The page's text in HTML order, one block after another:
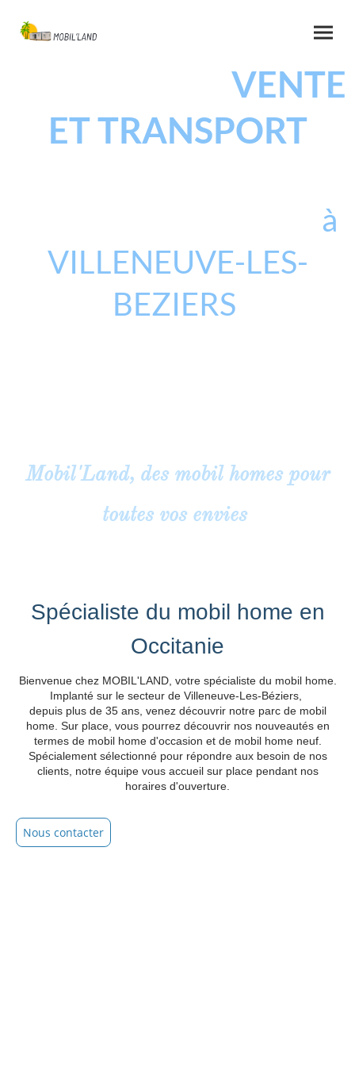
VENTE
ET TRANSPORT
à
VILLENEUVE-LES-
BEZIERS
Mobil'Land, des mobil homes pour
toutes vos envies
Spécialiste du mobil home en
Occitanie
Bienvenue chez MOBIL'LAND, votre spécialiste du mobil home.
Implanté sur le secteur de Villeneuve-Les-Béziers,
depuis plus de 35 ans, venez découvrir notre parc de mobil
home. Sur place, vous pourrez découvrir nos nouveautés en
termes de mobil home d'occasion et de mobil home neuf.
Spécialement sélectionné pour répondre aux besoin de nos
clients, notre équipe vous accueil sur place pendant nos
horaires d'ouverture.
Nous contacter